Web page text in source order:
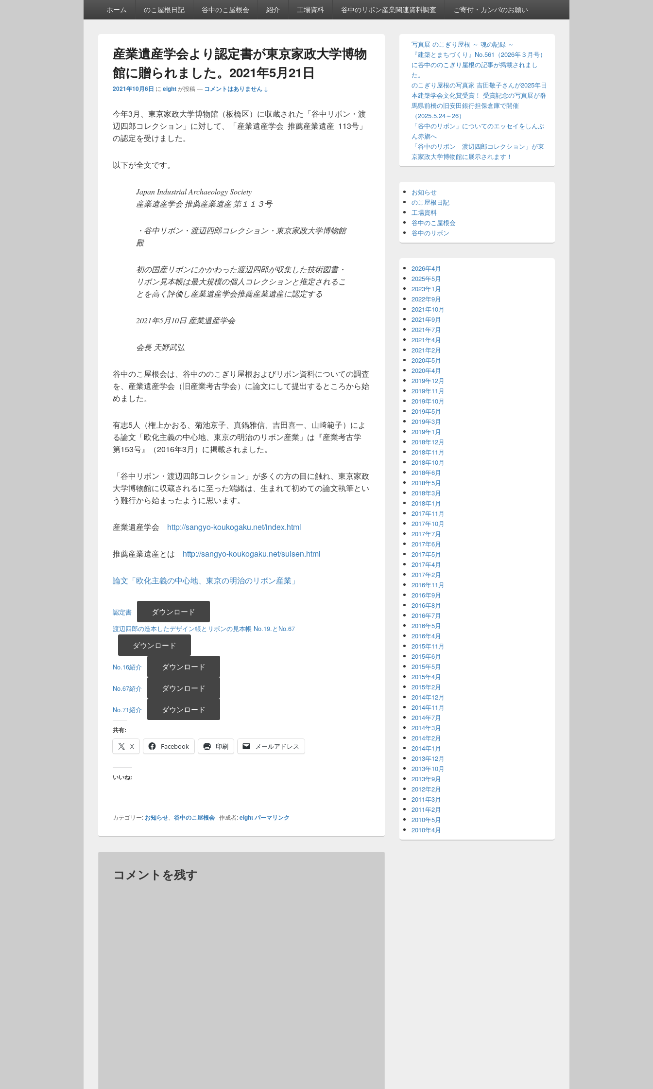
ホーム のこ屋根日記 谷中のこ屋根会 紹介 工場資料 谷中のリボン産業関連資料調査 ご寄付・カンパのお願い
産業遺産学会より認定書が東京家政大学博物
館に贈られました。2021年5月21日
2021年10月6日 に eightが投稿 — コメントはありません ↓
今年3月、東京家政大学博物館（板橋区）に収蔵された「谷中リボン・渡
辺四郎コレクション」に対して、「産業遺産学会 推薦産業遺産 113号」
の認定を受けました。
以下が全文です。
Japan Industrial Archaeology Society
産業遺産学会 推薦産業遺産 第１１３号
・谷中リボン・渡辺四郎コレクション・東京家政大学博物館
殿
初の国産リボンにかかわった渡辺四郎が収集した技術図書・
リボン見本帳は最大規模の個人コレクションと推定されるこ
とを高く評価し産業遺産学会推薦産業遺産に認定する
2021年5月10日 産業遺産学会
会長 天野武弘
谷中のこ屋根会は、谷中ののこぎり屋根およびリボン資料についての調査
を、産業遺産学会（旧産業考古学会）に論文にして提出するところから始
めました。
有志5人（権上かおる、菊池京子、真鍋雅信、吉田喜一、山﨑範子）によ
る論文「欧化主義の中心地、東京の明治のリボン産業」は『産業考古学
第153号』（2016年3月）に掲載されました。
「谷中リボン・渡辺四郎コレクション」が多くの方の目に触れ、東京家政
大学博物館に収蔵されるに至った端緒は、生まれて初めての論文執筆とい
う難行から始まったように思います。
産業遺産学会 http://sangyo-koukogaku.net/index.html
推薦産業遺産とは http://sangyo-koukogaku.net/suisen.html
論文「欧化主義の中心地、東京の明治のリボン産業」
認定書 ダウンロード
渡辺四郎の造本したデザイン帳とリボンの見本帳 No.19.とNo.67
ダウンロード
No.16紹介 ダウンロード
No.67紹介 ダウンロード
No.71紹介 ダウンロード
共有:
X
Facebook 印刷 メールアドレス
いいね:
カテゴリー: お知らせ 谷中のこ屋根会 作成者:eightパーマリンク
コメントを残す
リ
写真展 のこぎり屋根 ～ 魂の記録 ～
『建築とまちづくり』No.561（2026年３月号）
に谷中ののこぎり屋根の記事が掲載されまし
た。
のこぎり屋根の写真家 吉田敬子さんが2025年日
本建築学会文化賞受賞！ 受賞記念の写真展が群
馬県前橋の旧安田銀行担保倉庫で開催
（2025.5.24～26）
「谷中のリボン」についてのエッセイをしんぶ
ん赤旗へ
「谷中のリボン 渡辺四郎コレクション」が東
京家政大学博物館に展示されます！
お知らせ
のこ屋根日記
工場資料
谷中のこ屋根会
谷中のリボン
2026年4月
2025年5月
2023年1月
2022年9月
2021年10月
2021年9月
2021年7月
2021年4月
2021年2月
2020年5月
2020年4月
2019年12月
2019年11月
2019年10月
2019年5月
2019年3月
2019年1月
2018年12月
2018年11月
2018年10月
2018年6月
2018年5月
2018年3月
2018年1月
2017年11月
2017年10月
2017年7月
2017年6月
2017年5月
2017年4月
2017年2月
2016年11月
2016年9月
2016年8月
2016年7月
2016年5月
2016年4月
2015年11月
2015年6月
2015年5月
2015年4月
2015年2月
2014年12月
2014年11月
2014年7月
2014年3月
2014年2月
2014年1月
2013年12月
2013年10月
2013年9月
2012年2月
2011年3月
2011年2月
2010年5月
2010年4月